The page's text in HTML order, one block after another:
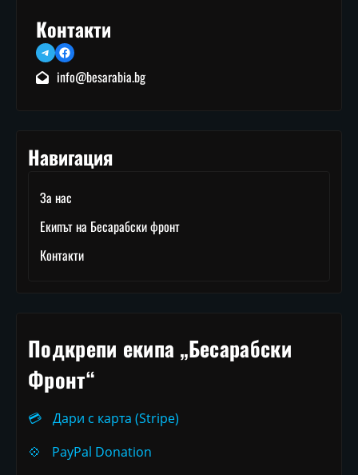
Контакти
TelegramFacebook
info@besarabia.bg
Навигация
За нас
Екипът на Бесарабски фронт
Контакти
Подкрепи екипа „Бесарабски
Фронт“
💳
Дари с карта (Stripe)
💠
PayPal Donation